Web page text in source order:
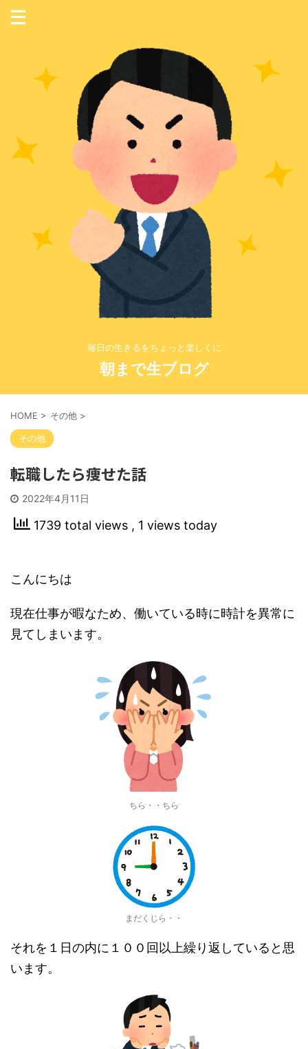
毎日の生きるをちょっと楽しくに
朝まで生ブログ
HOME > その他 >
その他
転職したら痩せた話
2022年4月11日
1739 total views , 1 views today
こんにちは
現在仕事が暇なため、働いている時に時計を異常に
見てしまいます。
ちら・・ちら
まだくじら・・
それを１日の内に１００回以上繰り返していると思
います。